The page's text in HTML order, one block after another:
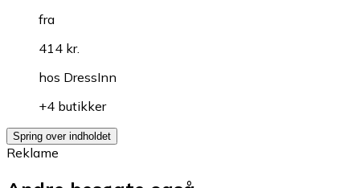
fra
414 kr.
hos DressInn
+4 butikker
Spring over indholdet
Reklame